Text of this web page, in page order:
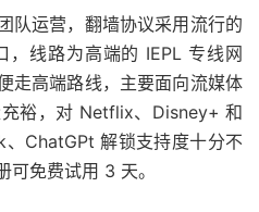
队运营，翻墙协议采用流行的
，线路为高端的 IEPL 专线网
走高端路线，主要面向流媒体
裕，对 Netflix、Disney+ 和
ChatGPt 解锁支持度十分不
免费试用 3 天。